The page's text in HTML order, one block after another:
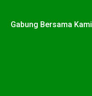
Gabung Bersama Kami